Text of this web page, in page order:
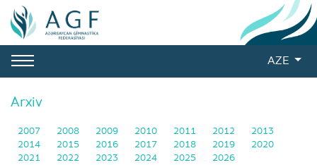
AZE
Arxiv
2007 2008 2009 2010 2011 2012
2013
2014
2015 2016 2017 2018 2019
2020
2021
2022 2023 2024 2025 2026